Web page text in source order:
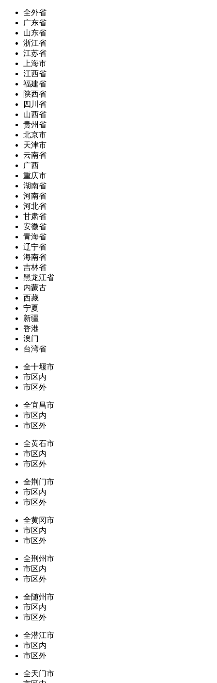
全外省
广东省
山东省
浙江省
江苏省
上海市
江西省
福建省
陕西省
四川省
山西省
贵州省
北京市
天津市
云南省
广西
重庆市
湖南省
河南省
河北省
甘肃省
安徽省
青海省
辽宁省
海南省
吉林省
黑龙江省
内蒙古
西藏
宁夏
新疆
香港
澳门
台湾省
全十堰市
市区内
市区外
全宜昌市
市区内
市区外
全黄石市
市区内
市区外
全荆门市
市区内
市区外
全黄冈市
市区内
市区外
全荆州市
市区内
市区外
全随州市
市区内
市区外
全潜江市
市区内
市区外
全天门市